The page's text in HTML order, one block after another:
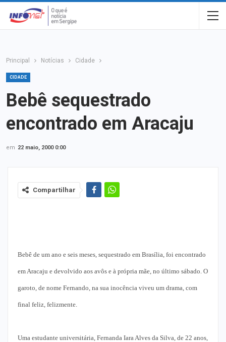
Principal Notícias Cidade
CIDADE
Bebê sequestrado
encontrado em Aracaju
em 22 maio, 2000 0:00
Compartilhar
Bebê de um ano e seis meses, sequestrado em Brasília, foi encontrado
em Aracaju e devolvido aos avôs e à própria mãe, no último sábado. O
garoto, de nome Fernando, na sua inocência viveu um drama, com
final feliz, felizmente.
Uma estudante universitária, Fernanda Iara Alves da Silva, de 22 anos,